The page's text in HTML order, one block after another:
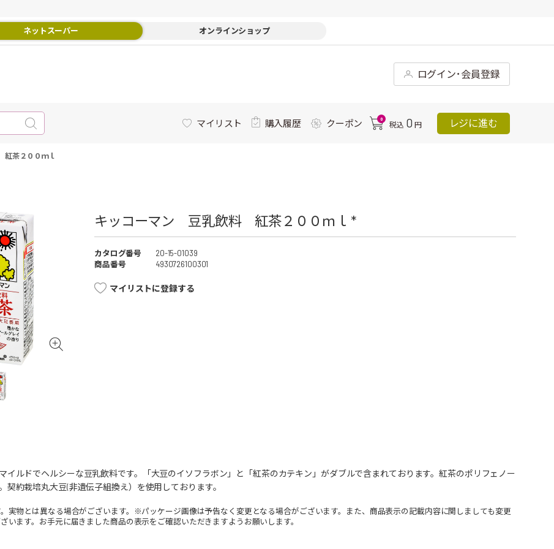
ネットスーパー オンラインショップ
ログイン･会員登録
マイリスト 購入履歴 クーポン 0
税込 0 円 レジに進む
茶２００ｍｌ
キッコーマン 豆乳飲料 紅茶２００ｍｌ *
カタログ番号
20-15-01039
商品番号
4930726100301
マイリストに登録する
イルドでヘルシーな豆乳飲料です。「大豆のイソフラボン」と「紅茶のカテキン」がダブルで含まれております。紅茶のポリフェノー
契約栽培丸大豆(非遺伝子組換え）を使用しております。
実物とは異なる場合がございます。※パッケージ画像は予告なく変更となる場合がございます。また、商品表示の記載内容に関しましても変更
います。お手元に届きました商品の表示をご確認いただきますようお願いします。